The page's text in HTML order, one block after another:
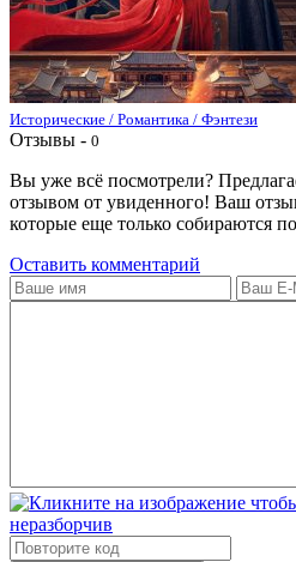
Исторические / Романтика / Фэнтези
Отзывы - 0
Вы уже всё посмотрели?
отзывом от увиденного! Ваш
которые еще только собираются
Оставить комментарий